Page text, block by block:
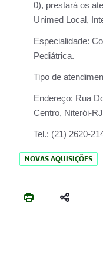
0), prestará os
Unimed Local,
Especialidade:
Pediátrica.
Tipo de
Endereço: Rua
Centro, Niterói-RJ
Tel.: (21) 2620-
NOVAS AQUISIÇÕES